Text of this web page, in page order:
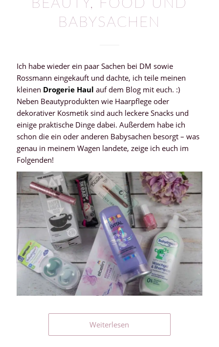
BEAUTY, FOOD UND
BABYSACHEN
Ich habe wieder ein paar Sachen bei DM sowie
Rossmann eingekauft und dachte, ich teile meinen
kleinen Drogerie Haul auf dem Blog mit euch. :)
Neben Beautyprodukten wie Haarpflege oder
dekorativer Kosmetik sind auch leckere Snacks und
einige praktische Dinge dabei. Außerdem habe ich
schon die ein oder anderen Babysachen besorgt – was
genau in meinem Wagen landete, zeige ich euch im
Folgenden!
Weiterlesen